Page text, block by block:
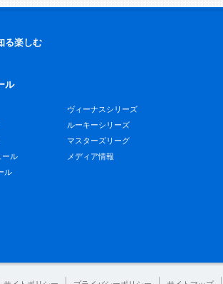
る楽しむ
ル
ール
ル
ヴィーナスシリーズ
ルーキーシリーズ
マスターズリーグ
メディア情報